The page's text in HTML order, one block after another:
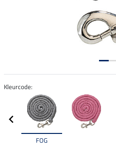
Kleurcode:
FOG